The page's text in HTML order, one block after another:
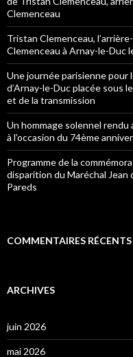
Clemenceau
Tristan Clemenceau,
Clemenceau à Arnay-le-Duc
Une journée parisienne pour
d’Arnay-le-Duc placée sous
et de la transmission
Un hommage solennel rendu
à l’occasion du 74ème
Programme de la
disparition du Maréchal
Pareds
COMMENTAIRES RÉCENTS
ARCHIVES
juin 2026
mai 2026